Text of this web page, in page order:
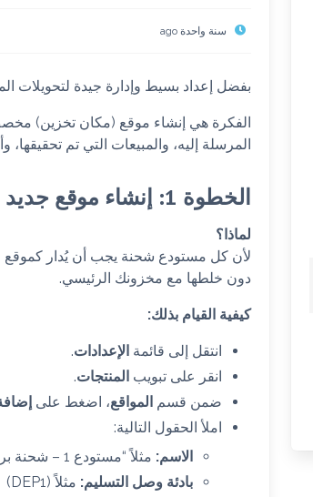
سنة واحدة ago
بفضل إعداد بسيط وإدارة جيدة لتحويلات
الفكرة هي إنشاء موقع (مكان تخزين)
المرسلة إليه، والمبيعات التي تم
الخطوة 1: إنشاء موقع جديد (مثلاً: مستودع شحنة برسم البيع)
لماذا؟
لأن كل مستودع شحنة يجب أن يُدار
دون خلطها مع مخزونك الرئيسي.
كيفية القيام بذلك:
انتقل إلى قائمة الإعدادات.
انقر على تبويب المنتجات.
ضمن قسم المواقع، اضغط على
املأ الحقول التالية:
الاسم: مثلاً “مستودع 1 – شحنة برسم البيع”
بادئة وصل التسليم: مثلاً (DEP1)